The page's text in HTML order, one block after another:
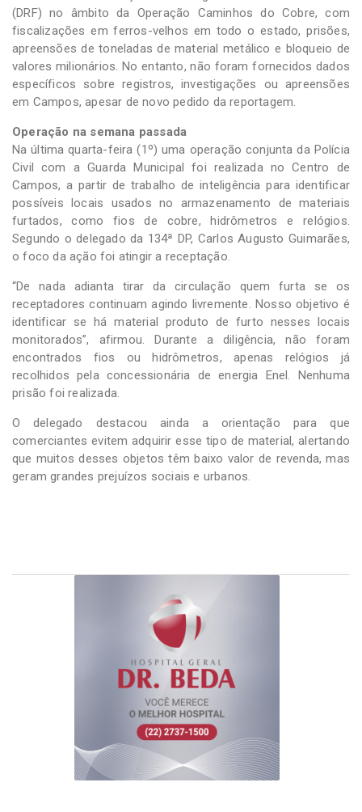
(DRF) no âmbito da Operação Caminhos do Cobre, com
fiscalizações em ferros-velhos em todo o estado, prisões,
apreensões de toneladas de material metálico e bloqueio de
valores milionários. No entanto, não foram fornecidos dados
específicos sobre registros, investigações ou apreensões
em Campos, apesar de novo pedido da reportagem.
Operação na semana passada
Na última quarta-feira (1º) uma operação conjunta da Polícia
Civil com a Guarda Municipal foi realizada no Centro de
Campos, a partir de trabalho de inteligência para identificar
possíveis locais usados no armazenamento de materiais
furtados, como fios de cobre, hidrômetros e relógios.
Segundo o delegado da 134ª DP, Carlos Augusto Guimarães,
o foco da ação foi atingir a receptação.
“De nada adianta tirar da circulação quem furta se os
receptadores continuam agindo livremente. Nosso objetivo é
identificar se há material produto de furto nesses locais
monitorados”, afirmou. Durante a diligência, não foram
encontrados fios ou hidrômetros, apenas relógios já
recolhidos pela concessionária de energia Enel. Nenhuma
prisão foi realizada.
O delegado destacou ainda a orientação para que
comerciantes evitem adquirir esse tipo de material, alertando
que muitos desses objetos têm baixo valor de revenda, mas
geram grandes prejuízos sociais e urbanos.